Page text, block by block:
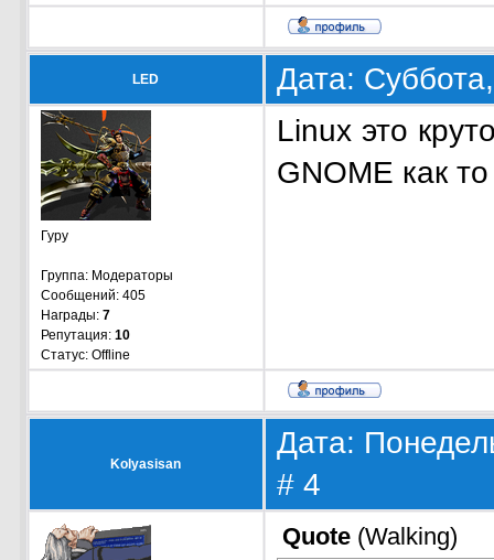
LED Дата:
Гуру
Группа: Модераторы
Сообщений: 405
Награды: 7
Репутация: 10
Статус: Offline
Linux это
GNOME как
Kolyasisan
Дата:
# 4
Quote(Walking)